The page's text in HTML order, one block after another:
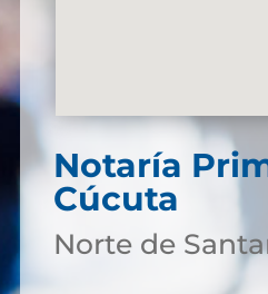
Notaría
Cúcuta
Norte de